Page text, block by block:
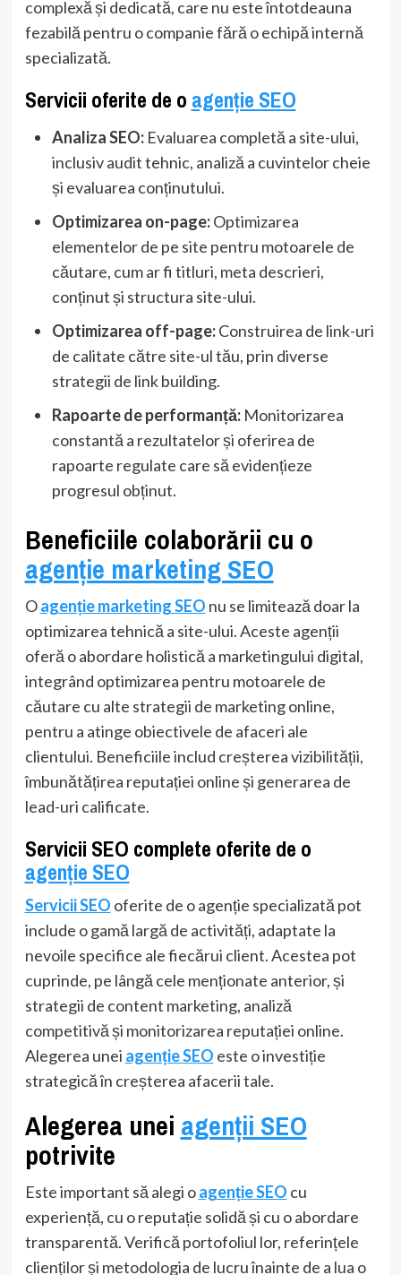
complexă și dedicată, care nu este întotdeauna
fezabilă pentru o companie fără o echipă internă
specializată.
Servicii oferite de o agenție SEO
Analiza SEO:Evaluarea completă a site-ului,
inclusiv audit tehnic, analiză a cuvintelor cheie
și evaluarea conținutului.
Optimizarea on-page:Optimizarea
elementelor de pe site pentru motoarele de
căutare, cum ar fi titluri, meta descrieri,
conținut și structura site-ului.
Optimizarea off-page:Construirea de link-uri
de calitate către site-ul tău, prin diverse
strategii de link building.
Rapoarte de performanță:Monitorizarea
constantă a rezultatelor și oferirea de
rapoarte regulate care să evidențieze
progresul obținut.
Beneficiile colaborării cu o
agenție marketing SEO
Oagenție marketing SEO nu se limitează doar la
optimizarea tehnică a site-ului. Aceste agenții
oferă o abordare holistică a marketingului digital,
integrând optimizarea pentru motoarele de
căutare cu alte strategii de marketing online,
pentru a atinge obiectivele de afaceri ale
clientului. Beneficiile includ creșterea vizibilității,
îmbunătățirea reputației online și generarea de
lead-uri calificate.
Servicii SEO complete oferite de o
agenție SEO
Servicii SEO oferite de o agenție specializată pot
include o gamă largă de activități, adaptate la
nevoile specifice ale fiecărui client. Acestea pot
cuprinde, pe lângă cele menționate anterior, și
strategii de content marketing, analiză
competitivă și monitorizarea reputației online.
Alegerea unei agenție SEO este o investiție
strategică în creșterea afacerii tale.
Alegerea unei agenții SEO
potrivite
Este important să alegi oagenție SEO cu
experiență, cu o reputație solidă și cu o abordare
transparentă. Verifică portofoliul lor, referințele
clienților și metodologia de lucru înainte de a lua o